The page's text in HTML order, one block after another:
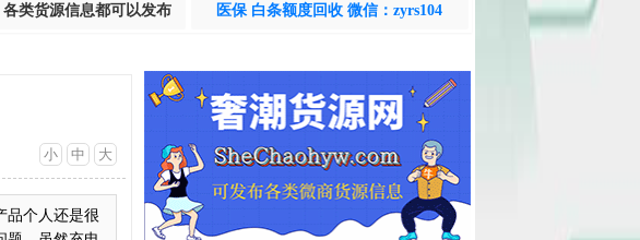
类货源信息都可以发布 医保 白条额度回收 微信：zyrs104
小 中 大
品个人还是很